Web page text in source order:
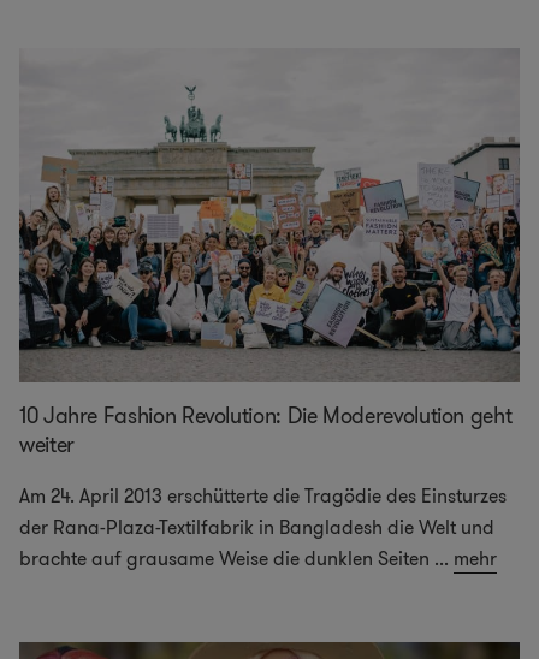
10 Jahre Fashion Revolution: Die Moderevolution geht
weiter
Am 24. April 2013 erschütterte die Tragödie des Einsturzes
der Rana-Plaza-Textilfabrik in Bangladesh die Welt und
brachte auf grausame Weise die dunklen Seiten ... mehr